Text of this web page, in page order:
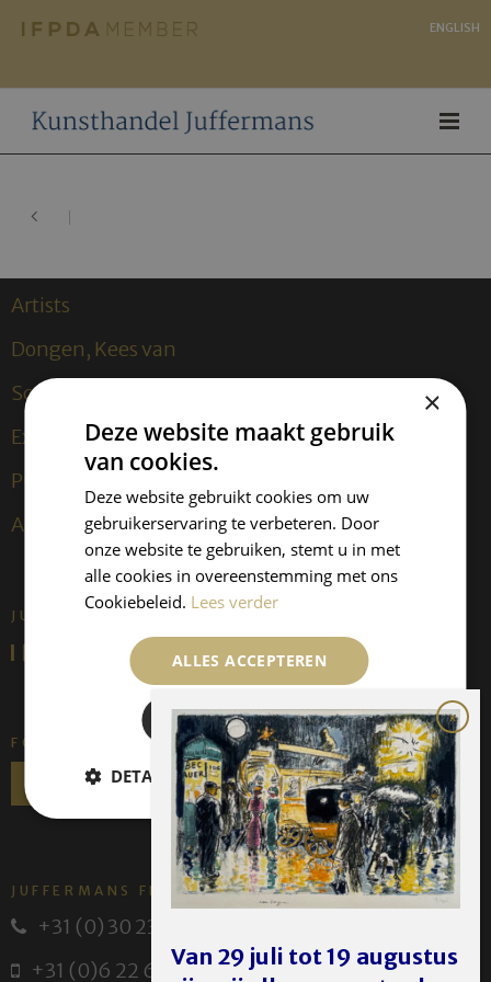
ENGLISH
Artists
Dongen, Kees van
Sculptures
Expositions
Publications
About us
JUFFERMANS FINE ART IS:
FOLLOW US
JUFFERMANS FINE ART
+31 (0) 30 231 14 63
+31 (0)6 22 614 582
Van 29 juli tot 19 augustus
×
Deze website maakt gebruik
van cookies.
Deze website gebruikt cookies om uw
gebruikerservaring te verbeteren. Door
onze website te gebruiken, stemt u in met
alle cookies in overeenstemming met ons
Cookiebeleid. Lees verder
ALLES ACCEPTEREN
ALLES AFWIJZEN
DETAILS WEERGEVEN